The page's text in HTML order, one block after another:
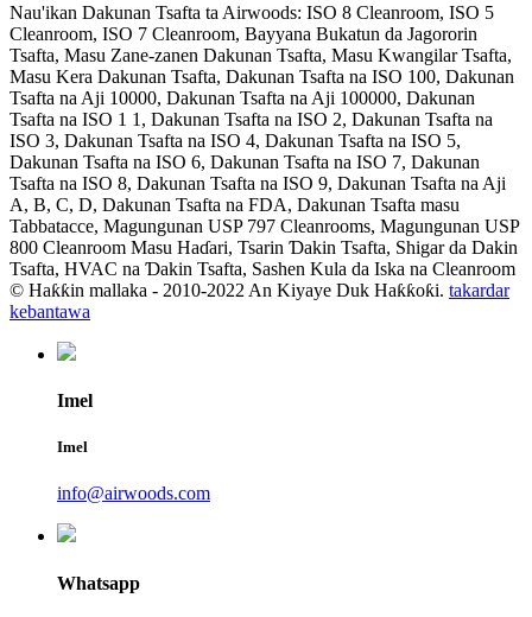
Nau'ikan Dakunan Tsafta ta Airwoods: ISO 8 Cleanroom, ISO 5
Cleanroom, ISO 7 Cleanroom, Bayyana Bukatun da Jagororin
Tsafta, Masu Zane-zanen Dakunan Tsafta, Masu Kwangilar Tsafta,
Masu Kera Dakunan Tsafta, Dakunan Tsafta na ISO 100, Dakunan
Tsafta na Aji 10000, Dakunan Tsafta na Aji 100000, Dakunan
Tsafta na ISO 1 1, Dakunan Tsafta na ISO 2, Dakunan Tsafta na
ISO 3, Dakunan Tsafta na ISO 4, Dakunan Tsafta na ISO 5,
Dakunan Tsafta na ISO 6, Dakunan Tsafta na ISO 7, Dakunan
Tsafta na ISO 8, Dakunan Tsafta na ISO 9, Dakunan Tsafta na Aji
A, B, C, D, Dakunan Tsafta na FDA, Dakunan Tsafta masu
Tabbatacce, Magungunan USP 797 Cleanrooms, Magungunan USP
800 Cleanroom Masu Haɗari, Tsarin Ɗakin Tsafta, Shigar da Dakin
Tsafta, HVAC na Ɗakin Tsafta, Sashen Kula da Iska na Cleanroom
© Haƙƙin mallaka - 2010-2022 An Kiyaye Duk Haƙƙoƙi. takardar
kebantawa
Imel
Imel
info@airwoods.com
Whatsapp